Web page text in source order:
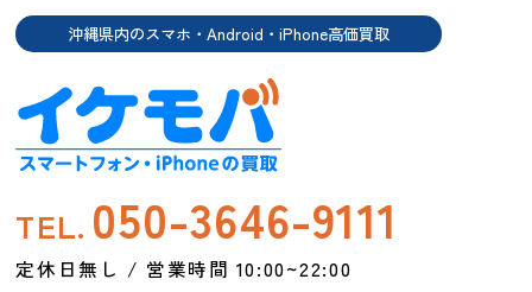
沖縄県内のスマホ・Android・iPhone高価買取
TEL. 050-3646-9111
定休日無し / 営業時間 10:00~22:00